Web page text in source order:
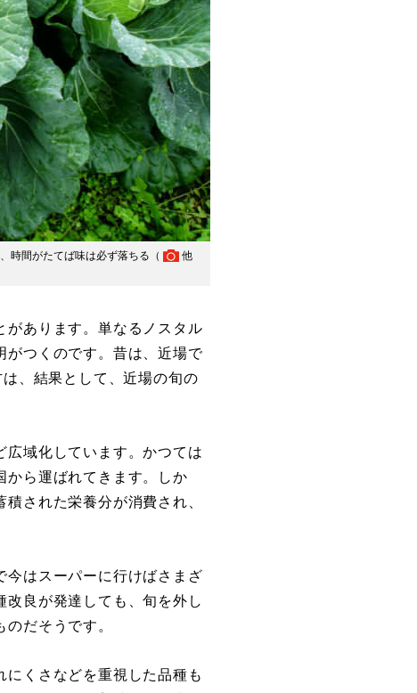
時間がたてば味は必ず落ちる（
他
あります。単なるノスタル
がつくのです。昔は、近場で
、結果として、近場の旬の
域化しています。かつては
から運ばれてきます。しか
された栄養分が消費され、
はスーパーに行けばさまざ
改良が発達しても、旬を外し
だそうです。
くさなどを重視した品種も